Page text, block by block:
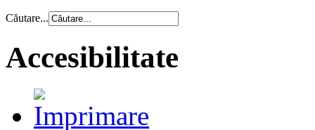
Căutare...
Accesibilitate